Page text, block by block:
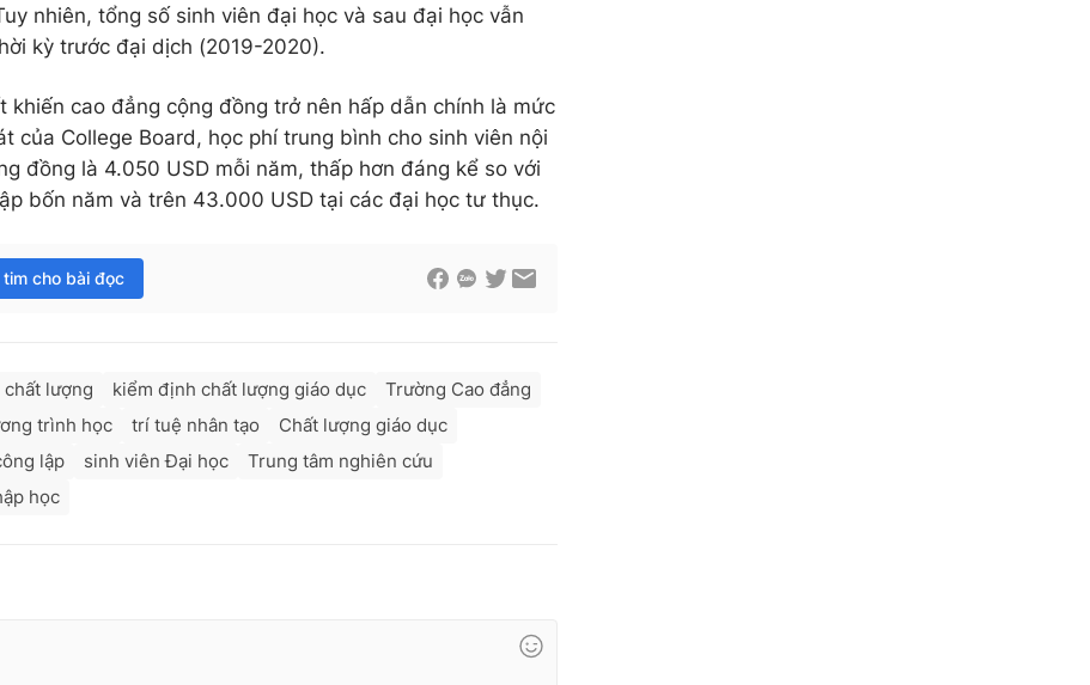
nhiên, tổng số sinh viên đại học và sau đại học vẫn
kỳ trước đại dịch (2019-2020).
cao đẳng cộng đồng trở nên hấp dẫn chính là mức
của College Board, học phí trung bình cho sinh viên nội
đồng là 4.050 USD mỗi năm, thấp hơn đáng kể so với
bốn năm và trên 43.000 USD tại các đại học tư thục.
tim cho bài đọc
lượng kiểm định chất lượng giáo dục
Trường Cao đẳng
trình học trí tuệ nhân tạo
Chất lượng giáo dục
lập sinh viên Đại học
Trung tâm nghiên cứu
học